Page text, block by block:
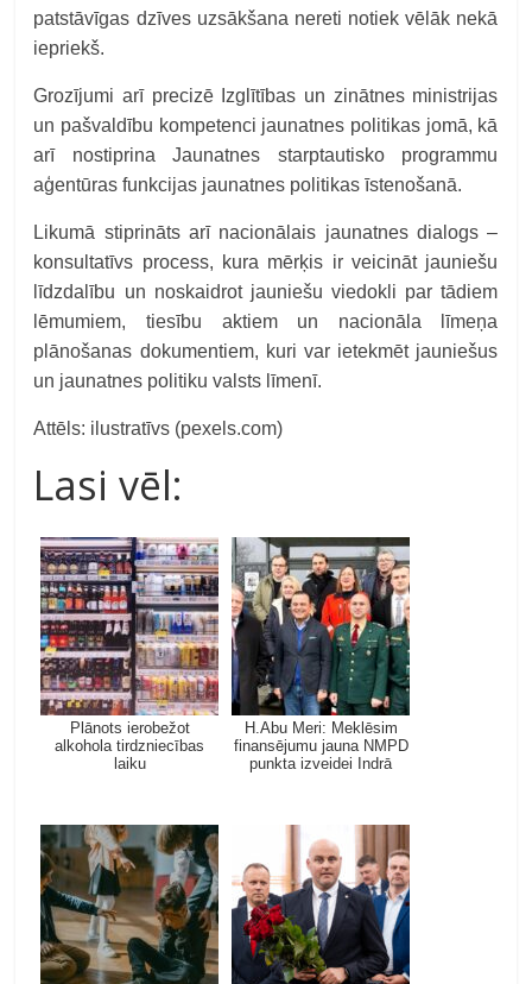
patstāvīgas dzīves uzsākšana nereti notiek vēlāk nekā
iepriekš.
Grozījumi arī precizē Izglītības un zinātnes ministrijas
un pašvaldību kompetenci jaunatnes politikas jomā, kā
arī nostiprina Jaunatnes starptautisko programmu
aģentūras funkcijas jaunatnes politikas īstenošanā.
Likumā stiprināts arī nacionālais jaunatnes dialogs –
konsultatīvs process, kura mērķis ir veicināt jauniešu
līdzdalību un noskaidrot jauniešu viedokli par tādiem
lēmumiem, tiesību aktiem un nacionāla līmeņa
plānošanas dokumentiem, kuri var ietekmēt jauniešus
un jaunatnes politiku valsts līmenī.
Attēls: ilustratīvs (pexels.com)
Lasi vēl:
Plānots ierobežot
alkohola tirdzniecības
laiku
H.Abu Meri: Meklēsim
finansējumu jauna NMPD
punkta izveidei Indrā